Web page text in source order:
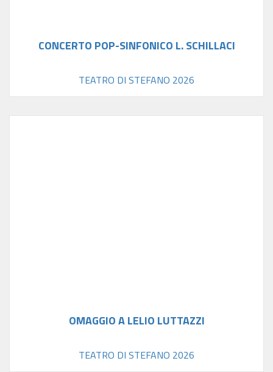
CONCERTO POP-SINFONICO L. SCHILLACI
TEATRO DI STEFANO 2026
OMAGGIO A LELIO LUTTAZZI
TEATRO DI STEFANO 2026